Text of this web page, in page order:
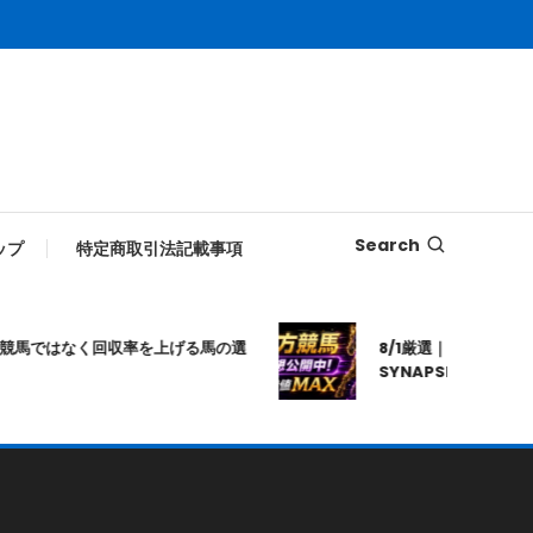
プ 特定商取引法記載事項 Search
はなく回収率を上げる馬の選
8/1厳選｜高知10R｜
SYNAPSE｜シナプス｜地